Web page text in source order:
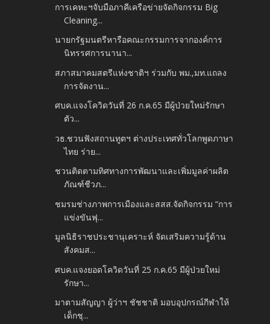
การเคหะฯจับมือภาคีเครือข่ายจัดกิจกรรม Big
Cleaning...
นายกรัฐมนตรีหารือคณะกรรมการจากองค์การ
นิทรรศการนานา...
สภาสมาคมสตรีแห่งชาติฯ ร่วมกับ พม.,มท.แถลง
การจัดงาน...
ศบค.แจงโควิดวันที่ 26 ก.ค.65 มีผู้ป่วยใหม่รักษา
ตัว...
วธ.ชวนฟังสถานทูตฯ ต่างประเทศทั่วโลกพูดภาษา
ไทย ร่าย...
ชวนติดตามทิศทางการพัฒนาและเพิ่มมูลค่าผลิต
ภัณฑ์ชีวภ...
ชมรมช่างภาพการเมืองและสสส.จัดกิจกรรม “การ
แข่งขันฟุ...
มูลนิธิราชประชานุเคราะห์ จัดเสริมความรู้ด้าน
สังคมส...
ศบค.แจงยอดโควิดวันที่ 25 ก.ค.65 มีผู้ป่วยใหม่
รักษา...
มาตามสัญญา ผู้ว่าฯ ชัชชาติ มอบอุปกรณ์กีฬาให้
เด็กชุ...